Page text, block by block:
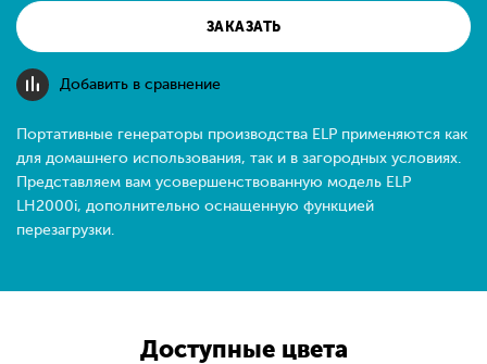
ЗАКАЗАТЬ
Добавить в сравнение
Портативные генераторы производства ELP применяются как
для домашнего использования, так и в загородных условиях.
Представляем вам усовершенствованную модель ELP
LH2000i, дополнительно оснащенную функцией
перезагрузки.
Доступные цвета